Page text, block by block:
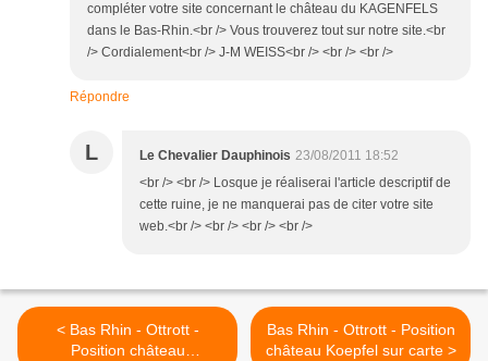
compléter votre site concernant le château du KAGENFELS
dans le Bas-Rhin.<br /> Vous trouverez tout sur notre site.<br
/> Cordialement<br /> J-M WEISS<br /> <br /> <br />
Répondre
L Le Chevalier Dauphinois 23/08/2011 18:52
<br /> <br /> Losque je réaliserai l'article descriptif de
cette ruine, je ne manquerai pas de citer votre site
web.<br /> <br /> <br /> <br />
< Bas Rhin - Ottrott -
Position château
Bas Rhin - Ottrott - Position
château Koepfel sur carte >